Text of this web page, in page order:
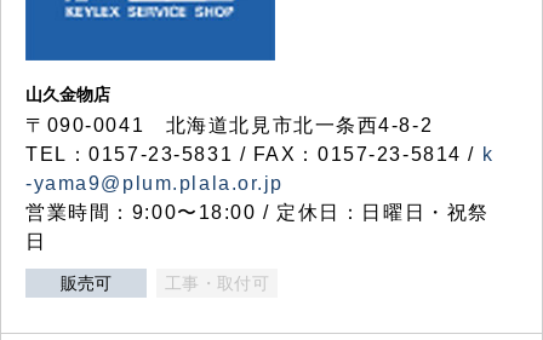
山久金物店
〒090-0041 北海道北見市北一条西4-8-2
TEL：0157-23-5831 / FAX：0157-23-5814 / k
-yama9@plum.plala.or.jp
営業時間：9:00〜18:00 / 定休日：日曜日・祝祭
日
販売可 工事・取付可